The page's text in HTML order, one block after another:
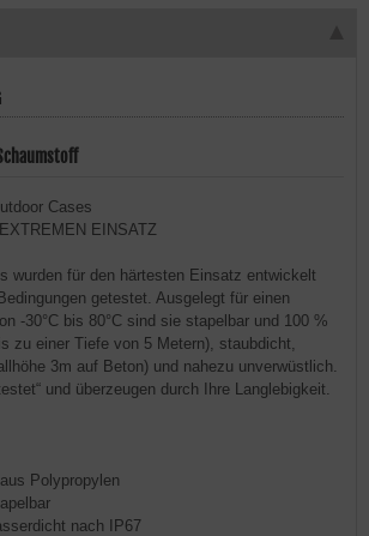
Cases
EINSATZ
wurden für den härtesten Einsatz entwickelt
getestet. Ausgelegt für einen
-30°C bis 80°C sind sie stapelbar und 100 %
zu einer Tiefe von 5 Metern), staubdicht,
3m auf Beton) und nahezu unverwüstlich.
und überzeugen durch Ihre Langlebigkeit.
Polypropylen
nach IP67